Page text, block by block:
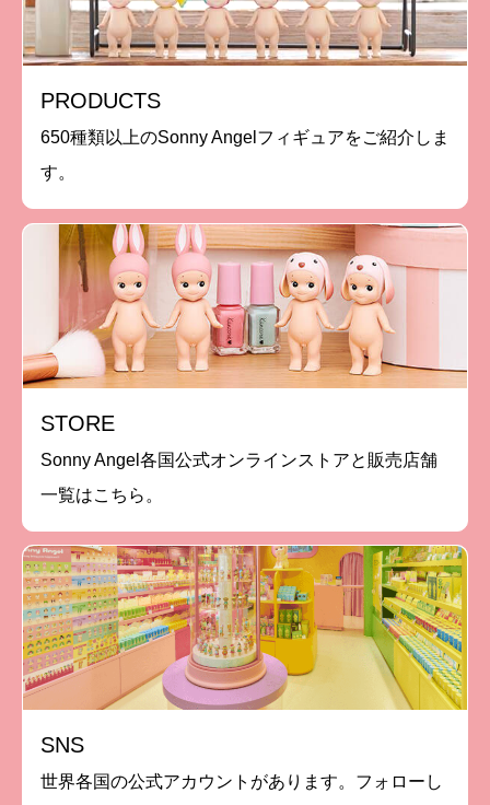
PRODUCTS
650種類以上のSonny Angelフィギュアをご紹介しま
す。
STORE
Sonny Angel各国公式オンラインストアと販売店舗
一覧はこちら。
SNS
世界各国の公式アカウントがあります。フォローし